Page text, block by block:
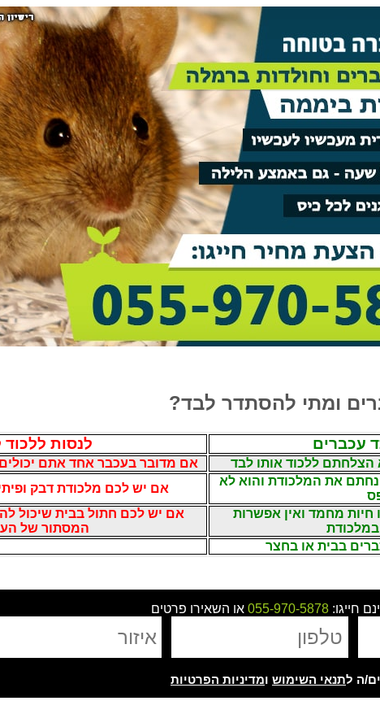
ומתי להסתדר לבד?
עכברים לנסות ללכוד
הצלחתם ללכוד אותו לבד
אם מדובר בעכבר אחד אתם יכולים
את המלכודת והוא לא
אם יש לכם מלכודת דבק
חיות מחמד ואין אפשרות
אם יש לכם חתול בבית שיכול
המסתור של
בבית או בחצר
חייגו: 055-970-5878 או השאירו פרטים
ה לתנאי השימוש ומדיניות הפרטיות
אתי מתתיהו
ובהלה פניתי להדברה
Liat Shavit Grievink
שירות וזמינות מצוינים. הגיע
במוצאי שבת ניגש מיד לעבודה
והצליח לתפוס את החולדה. הסביר
גם לגבי הדברה מונעת.